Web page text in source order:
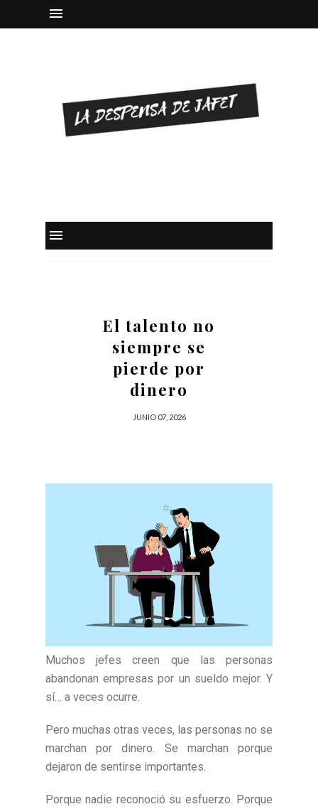
El talento no
siempre se
pierde por
dinero
JUNIO 07, 2026
Muchos jefes creen que las personas
abandonan empresas por un sueldo mejor. Y
sí… a veces ocurre.
Pero muchas otras veces, las personas no se
marchan por dinero. Se marchan porque
dejaron de sentirse importantes.
Porque nadie reconoció su esfuerzo. Porque